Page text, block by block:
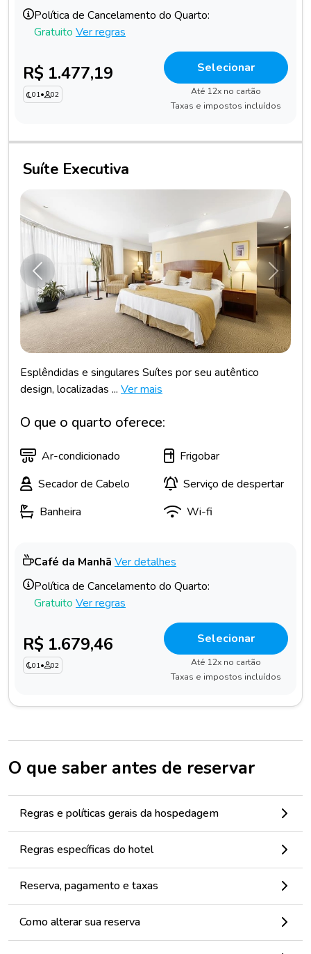
Política de Cancelamento do Quarto:
Gratuito Ver regras
R$ 1.477,19
01• 02
Selecionar
Até 12x no cartão
Taxas e impostos incluídos
Suíte Executiva
Anterior
Esplêndidas e singulares Suítes por seu autêntico
design, localizadas ... Ver mais
O que o quarto oferece:
Ar-condicionado
Frigobar
Secador de Cabelo
Serviço de despertar
Banheira
Wi-fi
Café da Manhã Ver detalhes
Política de Cancelamento do Quarto:
Gratuito Ver regras
R$ 1.679,46
01• 02
Selecionar
Até 12x no cartão
Taxas e impostos incluídos
O que saber antes de reservar
Regras e políticas gerais da hospedagem
Regras específicas do hotel
Reserva, pagamento e taxas
Como alterar sua reserva